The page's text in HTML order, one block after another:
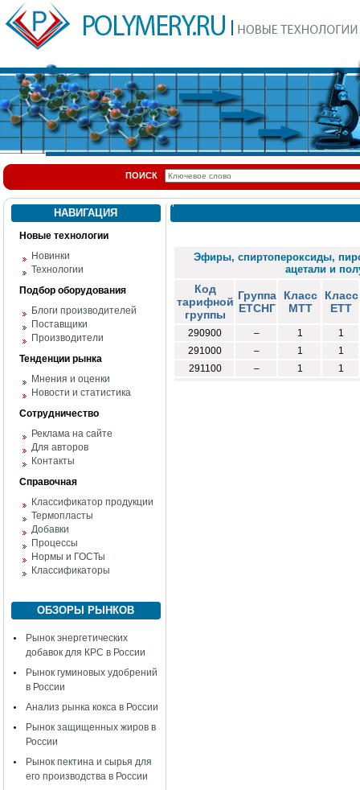
ПОИСК
НАВИГАЦИЯ
Новые технологии
Новинки
Технологии
Подбор оборудования
Блоги производителей
Поставщики
Производители
Тенденции рынка
Мнения и оценки
Новости и статистика
Сотрудничество
Реклама на сайте
Для авторов
Контакты
Справочная
Классификатор продукции
Термопласты
Добавки
Процессы
Нормы и ГОСТы
Классификаторы
ОБЗОРЫ РЫНКОВ
Рынок энергетических
добавок для КРС в России
Рынок гуминовых удобрений
в России
Анализ рынка кокса в России
Рынок защищенных жиров в
России
Рынок пектина и сырья для
его производства в России
Эфиры, спиртопероксиды,
ацетали и
Код
тарифной
группы
Группа
ЕТСНГ
Класс
МТТ
Класс
ЕТТ
290900 – 1
1
291000
– 1
1
291100
– 1 1